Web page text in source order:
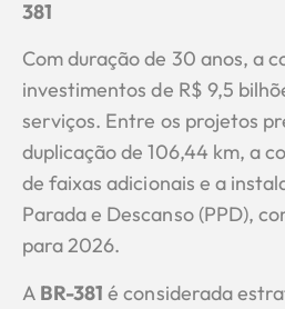
381
Com duração de 30 anos, a
investimentos de R$ 9,5
serviços. Entre os projetos
duplicação de 106,44 km, a
de faixas adicionais e a
Parada e Descanso (PPD),
para 2026.
A BR-381 é considerada